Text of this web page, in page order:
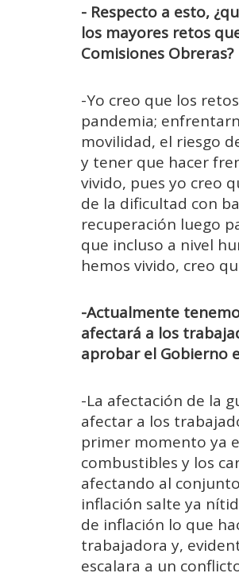
- Respecto a esto,
los mayores retos
Comisiones Obreras?
-Yo creo que los
pandemia;
movilidad, el riesgo
y tener que hacer
vivido, pues yo creo
de la dificultad con
recuperación luego
que incluso a nivel
hemos vivido, creo
-Actualmente
afectará a los
aprobar el Gobierno
-La afectación de la
afectar a los
primer momento ya
combustibles y los
afectando al
inflación salte ya
de inflación lo que
trabajadora y,
escalara a un